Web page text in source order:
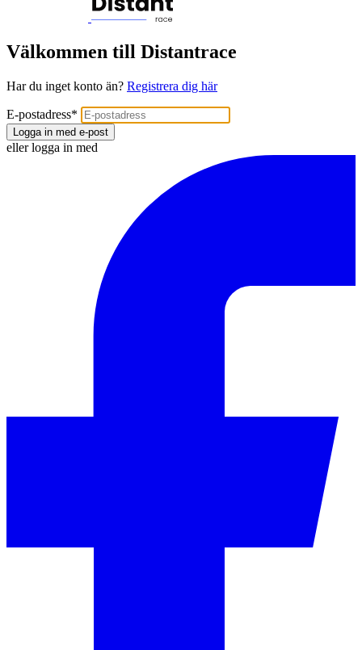
Välkommen till Distantrace
Har du inget konto än? Registrera dig här
E-postadress*
Logga in med e-post
eller logga in med